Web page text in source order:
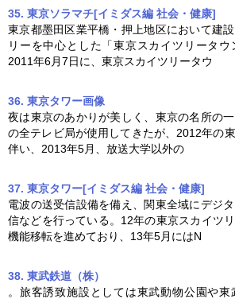
35. 東京ソラマチ[イミダス編 社会・健康]
東京都墨田区業平橋・押上地区において建設
リーを中心とした「東京スカイツリータウ
2011年6月7日に、 東京スカイツリータウ
36. 東京タワー画像
夜は東京のあかりが美しく、東京の名所の
の全テレビ局が使用してきたが、2012年の
伴い、2013年5月、放送大学以外の
37. 東京タワー[イミダス編 社会・健康]
電波の送受信設備を備え、関東全域にデジ
信などを行っている。12年の東京スカイツ
機能移転を進めており、13年5月にはN
38. 東武鉄道（株）
。旅客誘致施設としては東武動物公園や